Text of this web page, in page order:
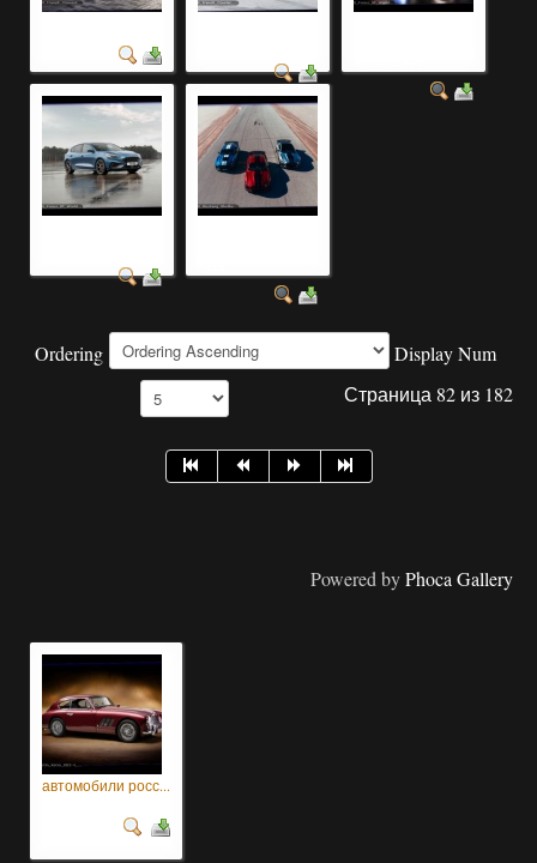
Ordering
Display Num
Страница 82 из 182
Powered byPhoca Gallery
автомобили росс...